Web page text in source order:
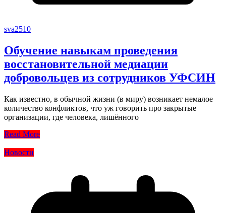
sva2510
Обучение навыкам проведения
восстановительной медиации
добровольцев из сотрудников УФСИН
Как известно, в обычной жизни (в миру) возникает немалое
количество конфликтов, что уж говорить про закрытые
организации, где человека, лишённого
Read More
Новости